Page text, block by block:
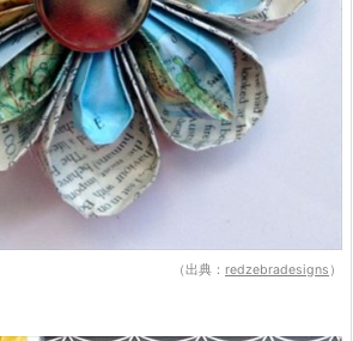
（出典： redzebradesigns ）